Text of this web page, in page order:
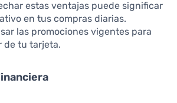
estas ventajas puede significar
en tus compras diarias.
las promociones vigentes para
de tu tarjeta.